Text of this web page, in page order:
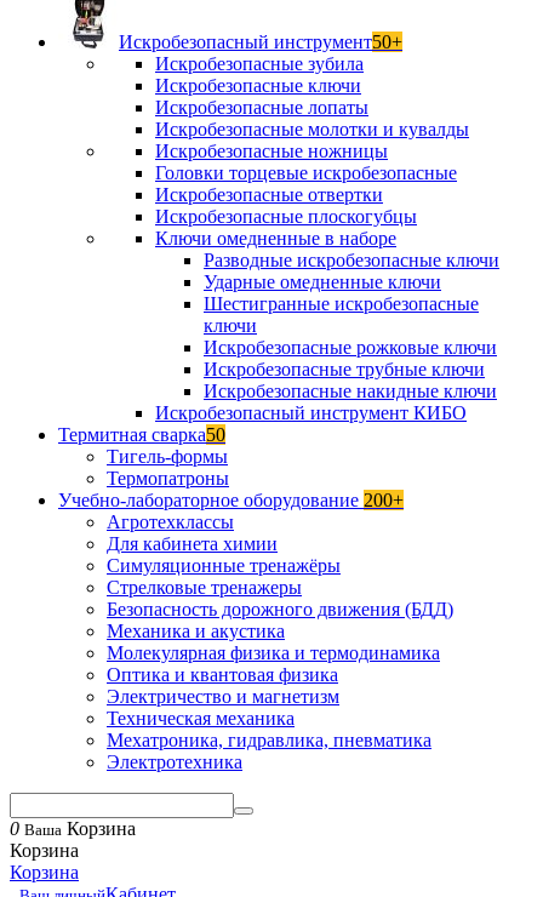
Искробезопасный инструмент50+
Искробезопасные зубила
Искробезопасные ключи
Искробезопасные лопаты
Искробезопасные молотки и кувалды
Искробезопасные ножницы
Головки торцевые искробезопасные
Искробезопасные отвертки
Искробезопасные плоскогубцы
Ключи омедненные в наборе
Разводные искробезопасные ключи
Ударные омедненные ключи
Шестигранные искробезопасные
ключи
Искробезопасные рожковые ключи
Искробезопасные трубные ключи
Искробезопасные накидные ключи
Искробезопасный инструмент КИБО
Термитная сварка50
Тигель-формы
Термопатроны
Учебно-лабораторное оборудование 200+
Агротехклассы
Для кабинета химии
Симуляционные тренажёры
Стрелковые тренажеры
Безопасность дорожного движения (БДД)
Механика и акустика
Молекулярная физика и термодинамика
Оптика и квантовая физика
Электричество и магнетизм
Техническая механика
Мехатроника, гидравлика, пневматика
Электротехника
0 Ваша Корзина
Корзина
Корзина